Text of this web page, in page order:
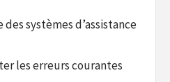
systèmes d’assistance
les erreurs courantes